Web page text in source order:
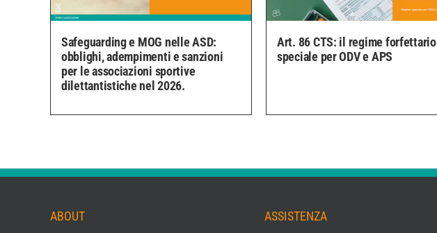
Safeguarding e MOG nelle ASD:
obblighi, adempimenti e sanzioni
per le associazioni sportive
dilettantistiche nel 2026.
Art. 86 CTS: il regime forfettario
speciale per ODV e APS
ABOUT ASSISTENZA